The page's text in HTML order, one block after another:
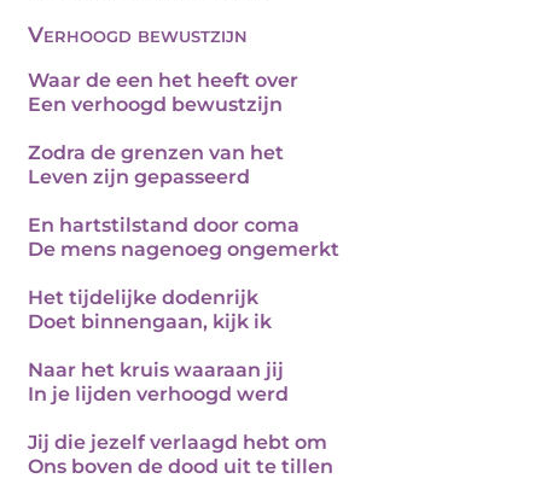
Verhoogd bewustzijn
Waar de een het heeft over
Een verhoogd bewustzijn
Zodra de grenzen van het
Leven zijn gepasseerd
En hartstilstand door coma
De mens nagenoeg ongemerkt
Het tijdelijke dodenrijk
Doet binnengaan, kijk ik
Naar het kruis waaraan jij
In je lijden verhoogd werd
Jij die jezelf verlaagd hebt om
Ons boven de dood uit te tillen